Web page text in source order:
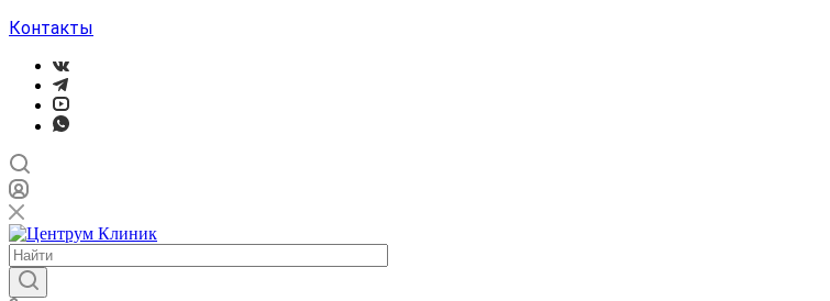
Контакты